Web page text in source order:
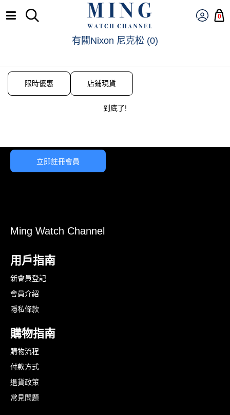
0
有關Nixon 尼克松 (0)
限時優惠 店鋪現貨
到底了!
立即註冊會員
Ming Watch Channel
用戶指南
新會員登記
會員介紹
隱私條款
購物指南
購物流程
付款方式
退貨政策
常見問題